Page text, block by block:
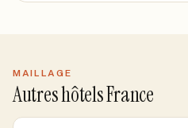
MAILLAGE
Autres hôtels France